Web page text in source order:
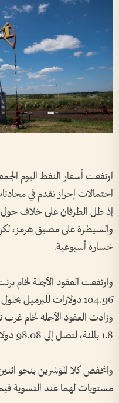
ارتفعت أسعار النفط اليوم
احتمالات إحراز تقدم في
إذ ظل الطرفان على خلاف حول
والسيطرة على مضيق هرمز،
خسارة أسبوعية.
1.8 بالمئة، لتصل إلى 98.08 دولارا.
وانخفض ‌كلا المؤشرين بنحو
مستويات لهما عند التسوية